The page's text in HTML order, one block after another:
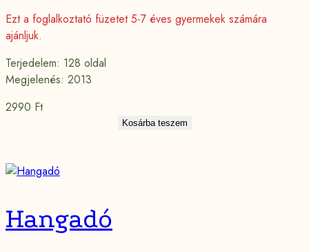
Ezt a foglalkoztató füzetet 5-7 éves gyermekek számára
ajánljuk.
Terjedelem: 128 oldal
Megjelenés: 2013
2990 Ft
Kosárba teszem
Hangadó